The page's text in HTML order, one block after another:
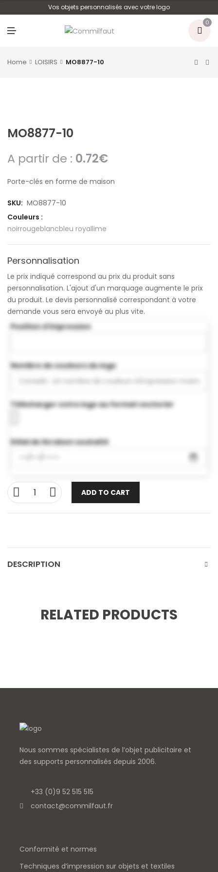
Vos objets personnalisés avec votre logo
0
Home LOISIRS MO8877-10
MO8877-10
A partir de : 0.72€
Porte-clés en forme de maison
SKU: MO8877-10
Couleurs :
noirrougeblancbleu royallime
Personnalisation
Le prix indiqué correspond au prix du produit sans
personnalisation. L'ajout d'un marquage augmente le prix
du produit. Le devis personnalisé correspondant à votre
demande vous sera envoyé au plus vite.
Position d'impression
Nombre de couleurs du logo
Télécharger votre logo au format vectoriel
Délai de livraison souhaité
ADD TO CART
DESCRIPTION
RELATED PRODUCTS
Nous sommes spécialistes de l’objet publicitaire et
des supports personnalisés depuis 2006.
+33 (0)9 52 515 515
contact@commilfaut.fr
Conformité et normes
Techniques d’impression sur objets et textiles